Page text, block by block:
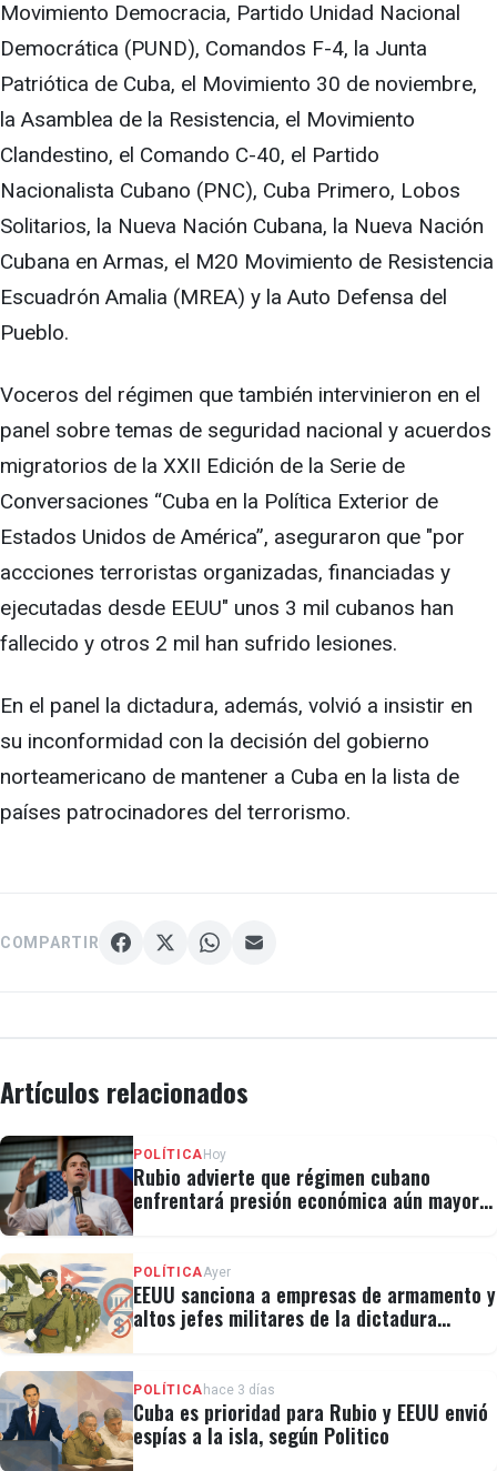
Movimiento Democracia, Partido Unidad Nacional
Democrática (PUND), Comandos F-4, la Junta
Patriótica de Cuba, el Movimiento 30 de noviembre,
la Asamblea de la Resistencia, el Movimiento
Clandestino, el Comando C-40, el Partido
Nacionalista Cubano (PNC), Cuba Primero, Lobos
Solitarios, la Nueva Nación Cubana, la Nueva Nación
Cubana en Armas, el M20 Movimiento de Resistencia
Escuadrón Amalia (MREA) y la Auto Defensa del
Pueblo.
Voceros del régimen que también intervinieron en el
panel sobre temas de seguridad nacional y acuerdos
migratorios de la XXII Edición de la Serie de
Conversaciones “Cuba en la Política Exterior de
Estados Unidos de América”, aseguraron que "por
accciones terroristas organizadas, financiadas y
ejecutadas desde EEUU" unos 3 mil cubanos han
fallecido y otros 2 mil han sufrido lesiones.
En el panel la dictadura, además, volvió a insistir en
su inconformidad con la decisión del gobierno
norteamericano de mantener a Cuba en la lista de
países patrocinadores del terrorismo.
COMPARTIR
Artículos relacionados
POLÍTICA Hoy
Rubio advierte que régimen cubano
enfrentará presión económica aún mayor:
POLÍTICAAyer
EEUU sanciona a empresas de armamento y
altos jefes militares de la dictadura
POLÍTICA hace 3 días
Cuba es prioridad para Rubio y EEUU envió
espías a la isla, según Politico